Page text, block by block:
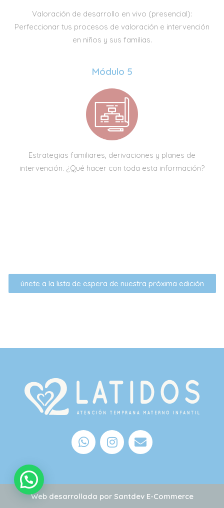
Valoración de desarrollo en vivo (presencial):
Perfeccionar tus procesos de valoración e intervención
en niños y sus familias.
Módulo 5
Estrategias familiares, derivaciones y planes de
intervención. ¿Qué hacer con toda esta información?
únete a la lista de espera de nuestra próxima edición
Web desarrollada por Santdev E-Commerce